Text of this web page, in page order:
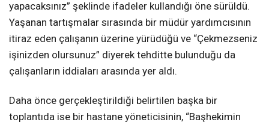
yapacaksınız” şeklinde ifadeler kullandığı öne sürüldü.
Yaşanan tartışmalar sırasında bir müdür yardımcısının
itiraz eden çalışanın üzerine yürüdüğü ve “Çekmezseniz
işinizden olursunuz” diyerek tehditte bulunduğu da
çalışanların iddiaları arasında yer aldı.
Daha önce gerçekleştirildiği belirtilen başka bir
toplantıda ise bir hastane yöneticisinin, “Başhekimin